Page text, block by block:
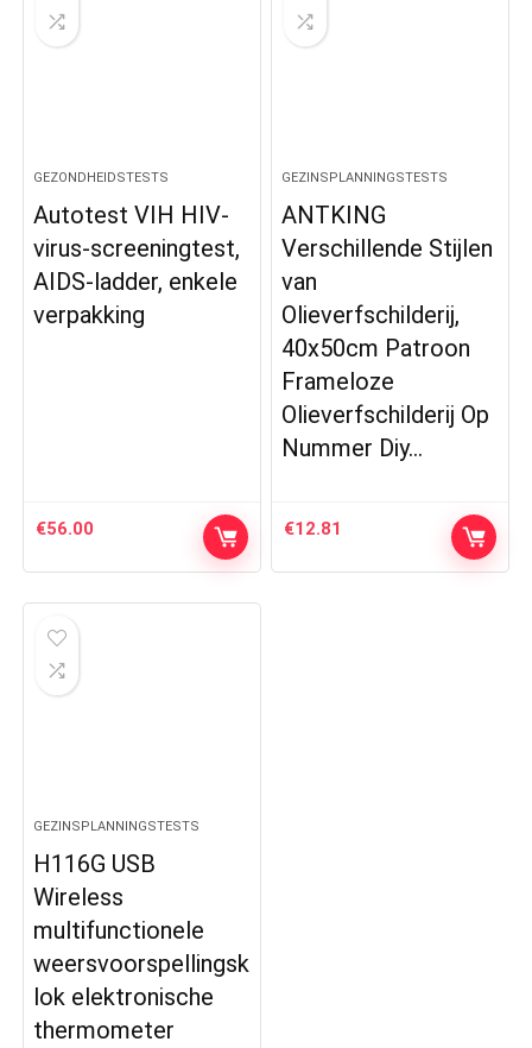
GEZONDHEIDSTESTS
Autotest VIH HIV-
virus-screeningtest,
AIDS-ladder, enkele
verpakking
€56.00
GEZINSPLANNINGSTESTS
ANTKING
Verschillende Stijlen
van
Olieverfschilderij,
40x50cm Patroon
Frameloze
Olieverfschilderij Op
Nummer Diy…
€12.81
GEZINSPLANNINGSTESTS
H116G USB
Wireless
multifunctionele
weersvoorspellingsk
lok elektronische
thermometer